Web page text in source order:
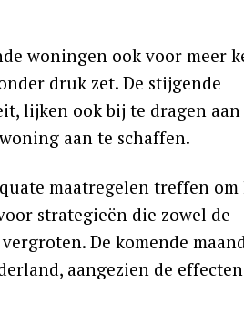
woningen ook voor meer
druk zet. De stijgende
lijken ook bij te dragen aan
aan te schaffen.
maatregelen treffen om
strategieën die zowel de
De komende
aangezien de